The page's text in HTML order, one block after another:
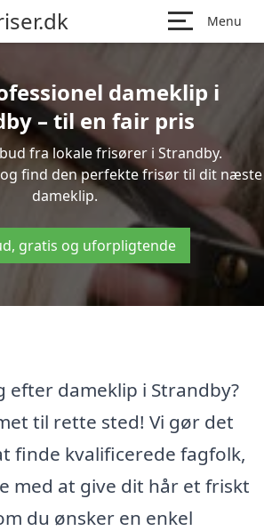
Menu
dameklip i
– til en fair pris
fra lokale frisører i Strandby.
find den perfekte frisør til dit næste
dameklip.
gratis og uforpligtende
efter dameklip i Strandby?
til rette sted! Vi gør det
finde kvalificerede fagfolk,
med at give dit hår et friskt
du ønsker en enkel